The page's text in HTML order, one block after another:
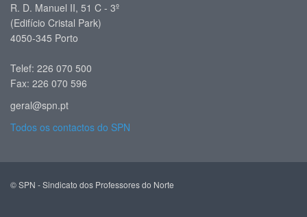
R. D. Manuel II, 51 C - 3º
(Edifício Cristal Park)
4050-345 Porto
Telef: 226 070 500
Fax: 226 070 596
geral@spn.pt
Todos os contactos do SPN
© SPN - Sindicato dos Professores do Norte